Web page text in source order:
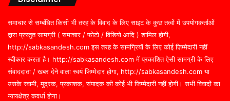
समाचार से सम्बंधित किसी भी तरह के विवाद के लिए साइट के कुछ तत्वों में उपयोगकर्ताओं
द्वारा प्रस्तुत सामग्री ( समाचार / फोटो / विडियो आदि ) शामिल होगी,
http://sabkasandesh.com इस तरह के सामग्रियों के लिए कोई ज़िम्मेदारी नहीं
स्वीकार करता है। http://sabkasandesh.com में प्रकाशित ऐसी सामग्री के लिए
संवाददाता / खबर देने वाला स्वयं जिम्मेदार होगा, http://sabkasandesh.com या
उसके स्वामी, मुद्रक, प्रकाशक, संपादक की कोई भी जिम्मेदारी नहीं होगी। सभी विवादों का
न्यायक्षेत्र कवर्धा होगा।